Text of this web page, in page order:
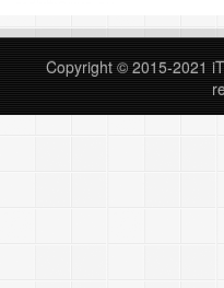
和论文类型
选择Turnitin
继续
Copyright © 2015-2021